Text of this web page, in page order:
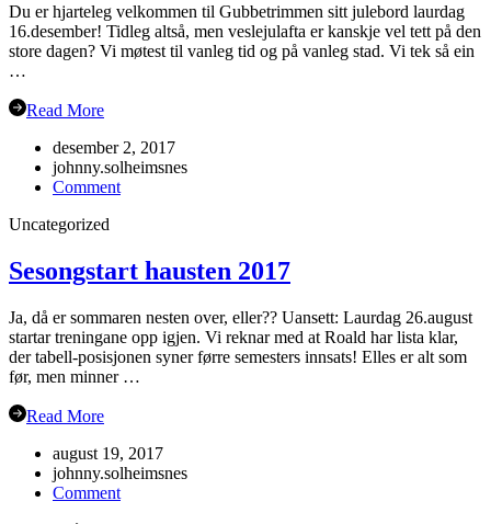
Du er hjarteleg velkommen til Gubbetrimmen sitt julebord laurdag
16.desember! Tidleg altså, men veslejulafta er kanskje vel tett på den
store dagen? Vi møtest til vanleg tid og på vanleg stad. Vi tek så ein
…
Read More
desember 2, 2017
johnny.solheimsnes
Commenton
Uncategorized
Sesongstart hausten 2017
Ja, då er sommaren nesten over, eller?? Uansett: Laurdag 26.august
startar treningane opp igjen. Vi reknar med at Roald har lista klar,
der tabell-posisjonen syner førre semesters innsats! Elles er alt som
før, men minner …
Read More
august 19, 2017
johnny.solheimsnes
Commenton